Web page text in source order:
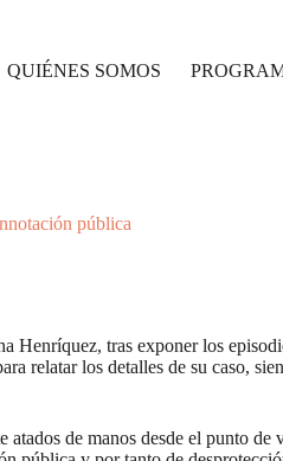
QUIÉNES SOMOS
pública
tras exponer los
relatar los detalles de su caso,
de manos desde el punto